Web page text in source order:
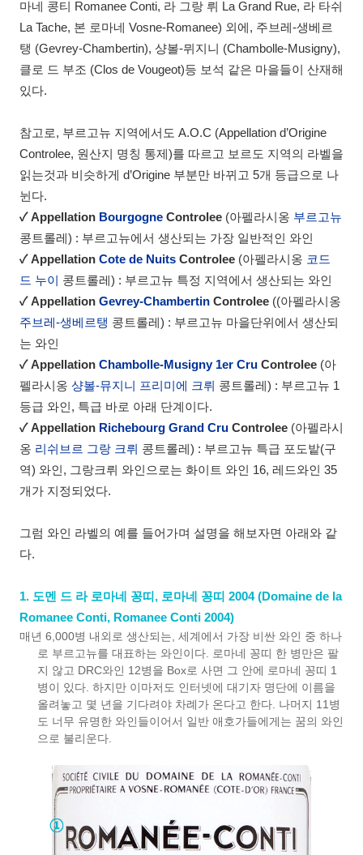
마네 콩티 Romanee Conti, 라 그랑 뤼 La Grand Rue, 라 타쉬
La Tache, 본 로마네 Vosne-Romanee) 외에, 주브레-생베르
탱 (Gevrey-Chambertin), 샹볼-뮈지니 (Chambolle-Musigny),
클로 드 부조 (Clos de Vougeot)등 보석 같은 마을들이 산재해
있다.
참고로, 부르고뉴 지역에서도 A.O.C (Appellation d’Origine
Controlee, 원산지 명칭 통제)를 따르고 보르도 지역의 라벨을
읽는것과 비슷하게 d’Origine 부분만 바뀌고 5개 등급으로 나
뉜다.
✓ Appellation Bourgogne Controlee (아펠라시옹 부르고뉴
콩트롤레) : 부르고뉴에서 생산되는 가장 일반적인 와인
✓ Appellation Cote de Nuits Controlee (아펠라시옹 코드
드 누이
콩트롤레) : 부르고뉴 특정 지역에서 생산되는 와인
✓ Appellation Gevrey-Chambertin Controlee ((아펠라시옹
주브레-생베르탱 콩트롤레) : 부르고뉴 마을단위에서 생산되
는 와인
✓ Appellation Chambolle-Musigny 1er Cru Controlee (아
펠라시옹 샹볼-뮤지니 프리미에 크뤼 콩트롤레) : 부르고뉴 1
등급 와인, 특급 바로 아래 단계이다.
✓ Appellation Richebourg Grand Cru Controlee (아펠라시
옹 리쉬브르 그랑 크뤼 콩트롤레) : 부르고뉴 특급 포도밭(구
역) 와인, 그랑크뤼 와인으로는 화이트 와인 16, 레드와인 35
개가 지정되었다.
그럼 와인 라벨의 예를 들어가며 설명을 해보자면 아래와 같
다.
1. 도멘 드 라 로마네 꽁띠, 로마네 꽁띠 2004 (Domaine de la
Romanee Conti, Romanee Conti 2004)
매년 6,000병 내외로 생산되는, 세계에서 가장 비싼 와인 중 하나
로 부르고뉴를 대표하는 와인이다. 로마네 꽁띠 한 병만은 팔
지 않고 DRC와인 12병을 Box로 사면 그 안에 로마네 꽁띠 1
병이 있다. 하지만 이마저도 인터넷에 대기자 명단에 이름을
올려놓고 몇 년을 기다려야 차례가 온다고 한다. 나머지 11병
도 너무 유명한 와인들이어서 일반 애호가들에게는 꿈의 와인
으로 불리운다.